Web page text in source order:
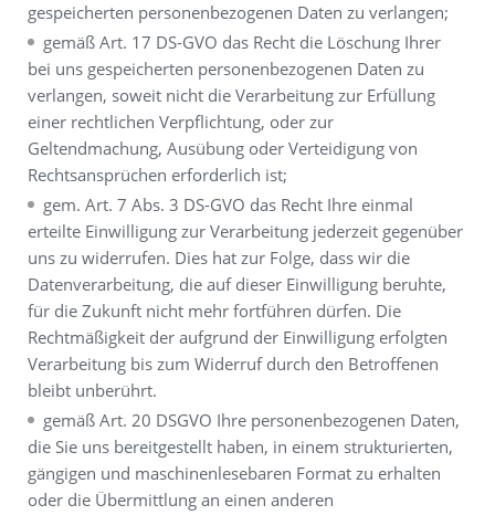
gespeicherten personenbezogenen Daten zu verlangen;
gemäß Art. 17 DS-GVO das Recht die Löschung Ihrer
bei uns gespeicherten personenbezogenen Daten zu
verlangen, soweit nicht die Verarbeitung zur Erfüllung
einer rechtlichen Verpflichtung, oder zur
Geltendmachung, Ausübung oder Verteidigung von
Rechtsansprüchen erforderlich ist;
gem. Art. 7 Abs. 3 DS-GVO das Recht Ihre einmal
erteilte Einwilligung zur Verarbeitung jederzeit gegenüber
uns zu widerrufen. Dies hat zur Folge, dass wir die
Datenverarbeitung, die auf dieser Einwilligung beruhte,
für die Zukunft nicht mehr fortführen dürfen. Die
Rechtmäßigkeit der aufgrund der Einwilligung erfolgten
Verarbeitung bis zum Widerruf durch den Betroffenen
bleibt unberührt.
gemäß Art. 20 DSGVO Ihre personenbezogenen Daten,
die Sie uns bereitgestellt haben, in einem strukturierten,
gängigen und maschinenlesebaren Format zu erhalten
oder die Übermittlung an einen anderen